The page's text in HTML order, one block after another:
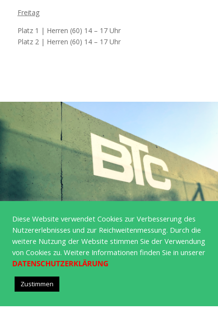
Freitag
Platz 1 | Herren (60) 14 – 17 Uhr
Platz 2 | Herren (60) 14 – 17 Uhr
Diese Website verwendet Cookies zur Verbesserung des
Nutzererlebnisses und zur Reichweitenmessung. Durch die
weitere Nutzung der Website stimmen Sie der Verwendung
von Cookies zu. Weitere Informationen finden Sie in unserer
DATENSCHUTZERKLÄRUNG
Zustimmen